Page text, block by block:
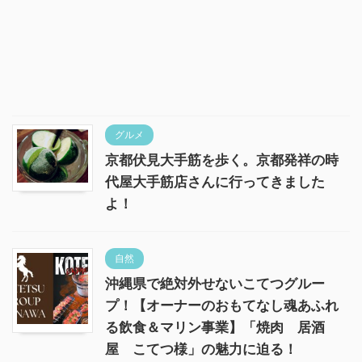
グルメ
京都伏見大手筋を歩く。京都発祥の時
代屋大手筋店さんに行ってきました
よ！
自然
沖縄県で絶対外せないこてつグルー
プ！【オーナーのおもてなし魂あふれ
る飲食＆マリン事業】「焼肉 居酒
屋 こてつ様」の魅力に迫る！